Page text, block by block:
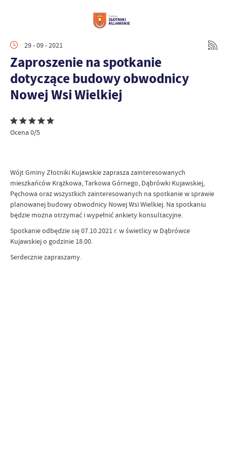
29 - 09 - 2021
Zaproszenie na spotkanie
dotyczące budowy obwodnicy
Nowej Wsi Wielkiej
Ocena 0/5
Wójt Gminy Złotniki Kujawskie zaprasza zainteresowanych
mieszkańców Krążkowa, Tarkowa Górnego, Dąbrówki Kujawskiej,
Pęchowa oraz wszystkich zainteresowanych na spotkanie w sprawie
planowanej budowy obwodnicy Nowej Wsi Wielkiej. Na spotkaniu
będzie można otrzymać i wypełnić ankiety konsultacyjne.
Spotkanie odbędzie się 07.10.2021 r. w świetlicy w Dąbrówce
Kujawskiej o godzinie 18.00.
Serdecznie zapraszamy.